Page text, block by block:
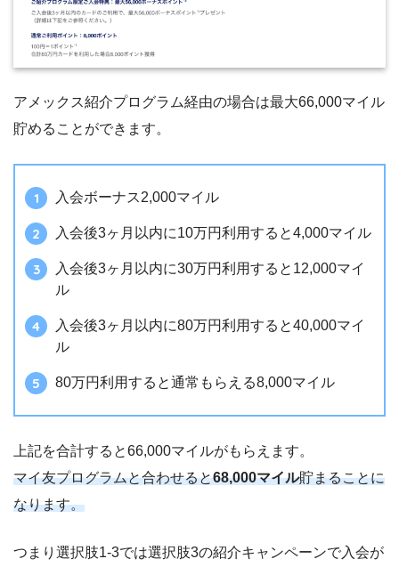
アメックス紹介プログラム経由の場合は最大66,000マイル
貯めることができます。
入会ボーナス2,000マイル
入会後3ヶ月以内に10万円利用すると4,000マイル
入会後3ヶ月以内に30万円利用すると12,000マイ
ル
入会後3ヶ月以内に80万円利用すると40,000マイ
ル
80万円利用すると通常もらえる8,000マイル
上記を合計すると66,000マイルがもらえます。
マイ友プログラムと合わせると68,000マイル貯まることに
なります。
つまり選択肢1-3では選択肢3の紹介キャンペーンで入会が